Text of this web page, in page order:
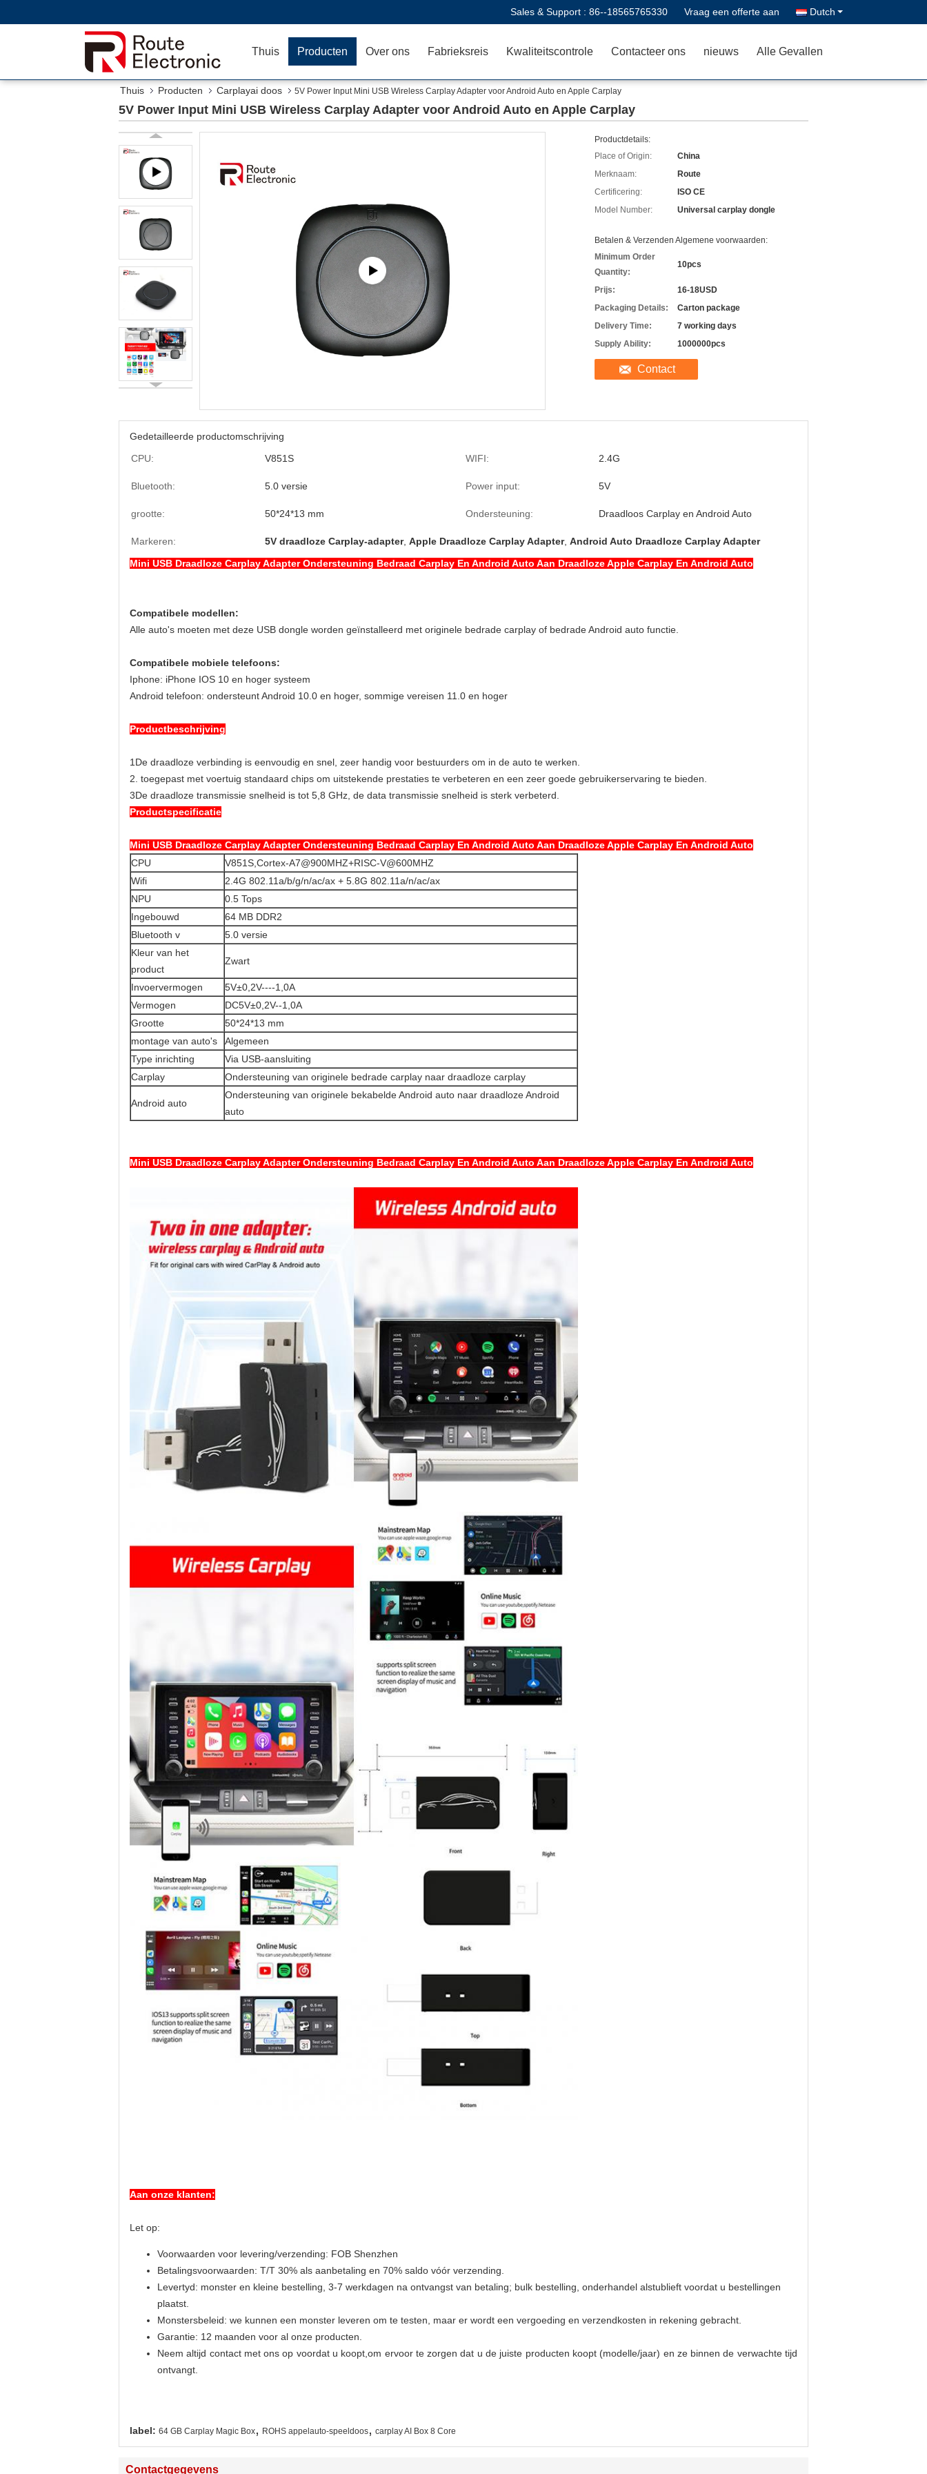
Sales & Support : 86--18565765330 Vraag een offerte aan Dutch
Thuis Producten Over ons Fabrieksreis Kwaliteitscontrole Contacteer ons nieuws Alle Gevallen
Thuis Producten Carplayai doos 5V Power Input Mini USB Wireless Carplay Adapter voor Android Auto en Apple Carplay
5V Power Input Mini USB Wireless Carplay Adapter voor Android Auto en Apple Carplay
Productdetails:
Place of Origin:
China
Merknaam:
Route
Certificering:
ISO CE
Model Number:
Universal carplay dongle
Betalen & Verzenden Algemene voorwaarden:
Minimum Order
Quantity:
10pcs
Prijs:
16-18USD
Packaging Details:
Carton package
Delivery Time:
7 working days
Supply Ability:
1000000pcs
Contact
Gedetailleerde productomschrijving
CPU:
V851S WIFI: 2.4G
Bluetooth: 5.0 versie Power input: 5V
grootte: 50*24*13 mm Ondersteuning: Draadloos Carplay en Android Auto
Markeren: 5V draadloze Carplay-adapter, Apple Draadloze Carplay Adapter, Android Auto Draadloze Carplay Adapter
Mini USB Draadloze Carplay Adapter Ondersteuning Bedraad Carplay En Android Auto Aan Draadloze Apple Carplay En Android Auto
Compatibele modellen:
Alle auto's moeten met deze USB dongle worden geïnstalleerd met originele bedrade carplay of bedrade Android auto functie.
Compatibele mobiele telefoons:
Iphone: iPhone IOS 10 en hoger systeem
Android telefoon: ondersteunt Android 10.0 en hoger, sommige vereisen 11.0 en hoger
Productbeschrijving
1De draadloze verbinding is eenvoudig en snel, zeer handig voor bestuurders om in de auto te werken.
2. toegepast met voertuig standaard chips om uitstekende prestaties te verbeteren en een zeer goede gebruikerservaring te bieden.
3De draadloze transmissie snelheid is tot 5,8 GHz, de data transmissie snelheid is sterk verbeterd.
Productspecificatie
Mini USB Draadloze Carplay Adapter Ondersteuning Bedraad Carplay En Android Auto Aan Draadloze Apple Carplay En Android Auto
CPU
V851S,Cortex-A7@900MHZ+RISC-V@600MHZ
Wifi
2.4G 802.11a/b/g/n/ac/ax + 5.8G 802.11a/n/ac/ax
NPU
0.5 Tops
Ingebouwd
64 MB DDR2
Bluetooth v
5.0 versie
Kleur van het
product
Zwart
Invoervermogen
5V±0,2V----1,0A
Vermogen
DC5V±0,2V--1,0A
Grootte
50*24*13 mm
montage van auto's
Algemeen
Type inrichting
Via USB-aansluiting
Carplay
Ondersteuning van originele bedrade carplay naar draadloze carplay
Android auto
Ondersteuning van originele bekabelde Android auto naar draadloze Android
auto
Mini USB Draadloze Carplay Adapter Ondersteuning Bedraad Carplay En Android Auto Aan Draadloze Apple Carplay En Android Auto
Aan onze klanten:
Let op:
Voorwaarden voor levering/verzending: FOB Shenzhen
Betalingsvoorwaarden: T/T 30% als aanbetaling en 70% saldo vóór verzending.
Levertyd: monster en kleine bestelling, 3-7 werkdagen na ontvangst van betaling; bulk bestelling, onderhandel alstublieft voordat u bestellingen
plaatst.
Monstersbeleid: we kunnen een monster leveren om te testen, maar er wordt een vergoeding en verzendkosten in rekening gebracht.
Garantie: 12 maanden voor al onze producten.
Neem altijd contact met ons op voordat u koopt,om ervoor te zorgen dat u de juiste producten koopt (modelle/jaar) en ze binnen de verwachte tijd
ontvangt.
label: 64 GB Carplay Magic Box, ROHS appelauto-speeldoos, carplay AI Box 8 Core
Contactgegevens